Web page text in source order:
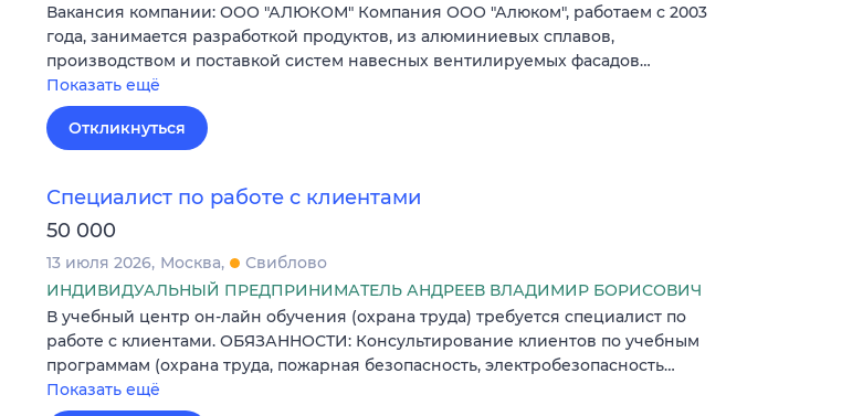
Вакансия компании: ООО "АЛЮКОМ" Компания ООО "Алюком", работаем с 2003
года, занимается разработкой продуктов, из алюминиевых сплавов,
производством и поставкой систем навесных вентилируемых фасадов…
Показать ещё
Откликнуться
Специалист по работе с клиентами
50 000
13 июля 2026 Москва
Свиблово
ИНДИВИДУАЛЬНЫЙ ПРЕДПРИНИМАТЕЛЬ АНДРЕЕВ ВЛАДИМИР БОРИСОВИЧ
В учебный центр он-лайн обучения (охрана труда) требуется специалист по
работе с клиентами. ОБЯЗАННОСТИ: Консультирование клиентов по учебным
программам (охрана труда, пожарная безопасность, электробезопасность…
Показать ещё